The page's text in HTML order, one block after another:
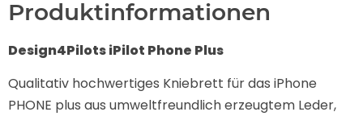
Produktinformationen
Design4Pilots iPilot Phone Plus
Qualitativ hochwertiges Kniebrett für das iPhone
PHONE plus aus umweltfreundlich erzeugtem Leder,